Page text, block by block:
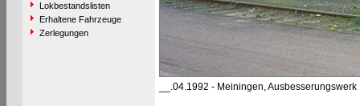
Lokbestandslisten
Erhaltene Fahrzeuge
Zerlegungen
__.04.1992 - Meiningen, Ausbesserungswerk